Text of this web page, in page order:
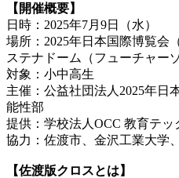
【開催概要】
日時：2025年7月9日（水）
場所：2025年日本国際博覧会
ステナドーム（フューチャー
対象：小中高生
主催：公益社団法人2025年日
能性部
提供：学校法人OCC 教育テッ
協力：佐渡市、金沢工業大学
【佐渡版クロスとは】